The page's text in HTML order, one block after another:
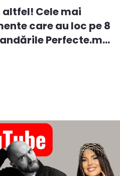
altfel! Cele mai
care au loc pe 8
Perfecte.m...